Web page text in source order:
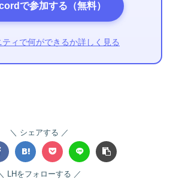
で参加する（無料）
ィで何ができるか詳しく見る
シェアする
LHをフォローする